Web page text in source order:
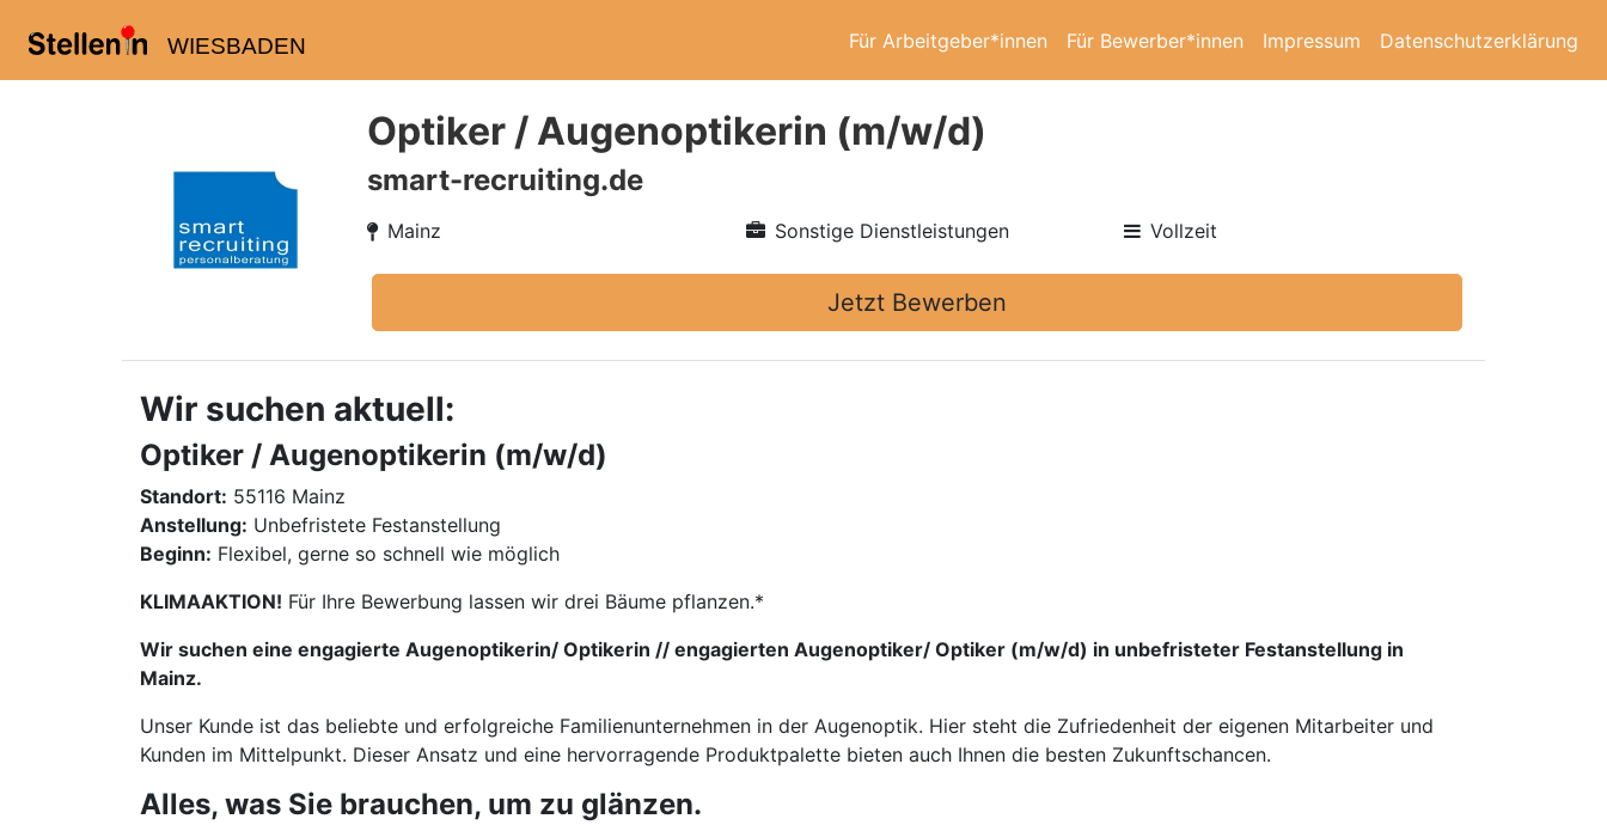
WIESBADEN Für Arbeitgeber*innen Für Bewerber*innen Impressum Datenschutzerklärung
Optiker / Augenoptikerin (m/w/d)
smart-recruiting.de
Mainz Sonstige Dienstleistungen Vollzeit
Jetzt Bewerben
Wir suchen aktuell:
Optiker / Augenoptikerin (m/w/d)
Standort: 55116 Mainz
Anstellung: Unbefristete Festanstellung
Beginn: Flexibel, gerne so schnell wie möglich
KLIMAAKTION! Für Ihre Bewerbung lassen wir drei Bäume pflanzen.*
Wir suchen eine engagierte Augenoptikerin/ Optikerin // engagierten Augenoptiker/ Optiker (m/w/d) in unbefristeter Festanstellung in
Mainz.
Unser Kunde ist das beliebte und erfolgreiche Familienunternehmen in der Augenoptik. Hier steht die Zufriedenheit der eigenen Mitarbeiter und
Kunden im Mittelpunkt. Dieser Ansatz und eine hervorragende Produktpalette bieten auch Ihnen die besten Zukunftschancen.
Alles, was Sie brauchen, um zu glänzen.